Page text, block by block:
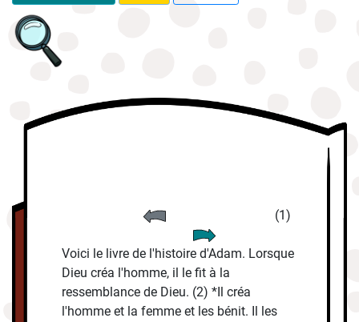
(1)
Voici le livre de l'histoire d'Adam. Lorsque
Dieu créa l'homme, il le fit à la
ressemblance de Dieu. (2) *Il créa
l'homme et la femme et les bénit. Il les